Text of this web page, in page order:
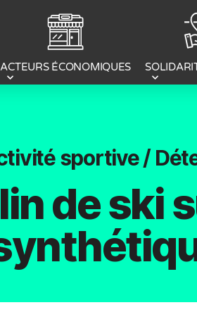
ACTEURS ÉCONOMIQUES
sportive /
de ski